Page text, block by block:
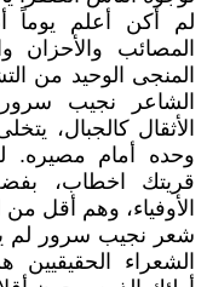
لم أكن أعلم يوماً
المصائب والأحزان
المنجى الوحيد من
الشاعر نجيب
الأثقال كالجبال،
وحده أمام مصيره.
قريتك اخطاب،
الأوفياء، وهم أقل
شعر نجيب سرور لم
الشعراء الحقيقيين